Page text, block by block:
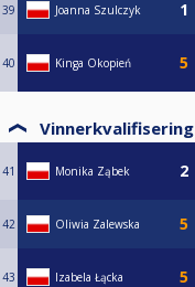
39 Joanna Szulczyk
40 Kinga Okopień
Vinnerkvalifisering
41 Monika Ząbek
42 Oliwia Zalewska
43 Izabela Łącka